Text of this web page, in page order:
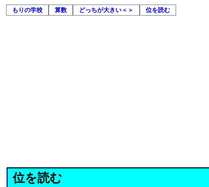
もりの学校 算数 どっちが大きい＜＞ 位を読む
位を読む